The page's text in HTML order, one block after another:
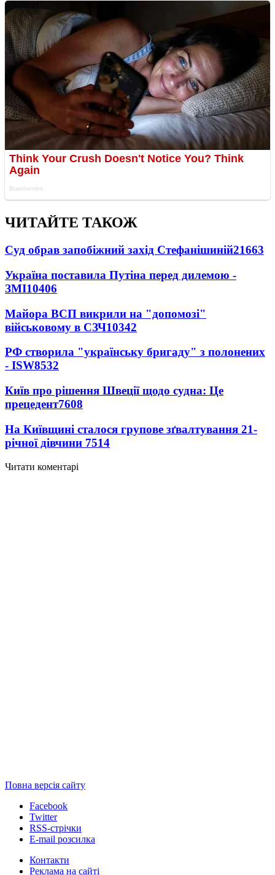
ЧИТАЙТЕ ТАКОЖ
Суд обрав запобіжний захід Стефанішиній21663
Україна поставила Путіна перед дилемою -
ЗМІ10406
Майора ВСП викрили на "допомозі"
військовому в СЗЧ10342
РФ створила "українську бригаду" з полонених
- ISW8532
Київ про рішення Швеції щодо судна: Це
прецедент7608
На Київщині сталося групове зґвалтування 21-
річної дівчини 7514
Читати коментарі
Повна версія сайту
Facebook
Twitter
RSS-стрічки
E-mail розсилка
Контакти
Реклама на сайті